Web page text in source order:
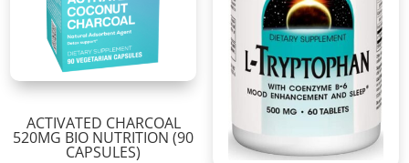
ACTIVATED CHARCOAL
520MG BIO NUTRITION (90
CAPSULES)